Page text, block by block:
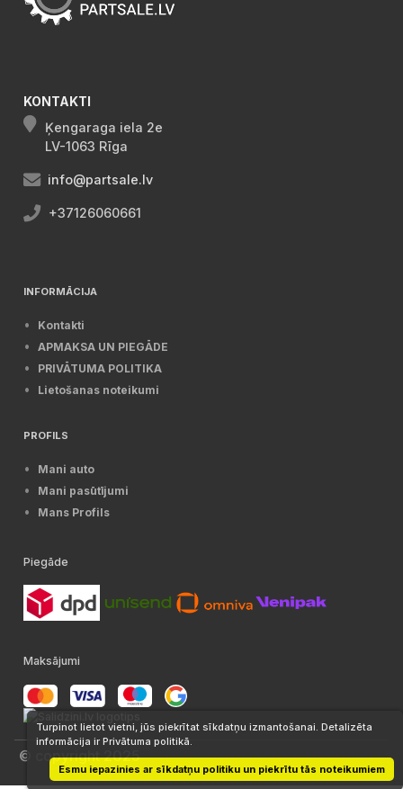
KONTAKTI
Ķengaraga iela 2e
LV-1063 Rīga
info@partsale.lv
+37126060661
INFORMĀCIJA
Kontakti
APMAKSA UN PIEGĀDE
PRIVĀTUMA POLITIKA
Lietošanas noteikumi
PROFILS
Mani auto
Mani pasūtījumi
Mans Profils
Piegāde
Maksājumi
© copyright 2025
Turpinot lietot vietni, jūs piekrītat sīkdatņu izmantošanai. Detalizēta
informācija ir Privātuma politikā.
Esmu iepazinies ar sīkdatņu politiku un piekrītu tās noteikumiem